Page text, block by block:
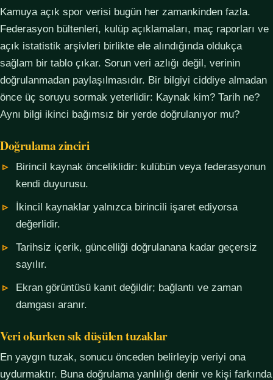
Kamuya açık spor verisi bugün her zamankinden fazla.
Federasyon bültenleri, kulüp açıklamaları, maç raporları ve
açık istatistik arşivleri birlikte ele alındığında oldukça
sağlam bir tablo çıkar. Sorun veri azlığı değil, verinin
doğrulanmadan paylaşılmasıdır. Bir bilgiyi ciddiye almadan
önce üç soruyu sormak yeterlidir: Kaynak kim? Tarih ne?
Aynı bilgi ikinci bağımsız bir yerde doğrulanıyor mu?
Doğrulama zinciri
Birincil kaynak önceliklidir: kulübün veya federasyonun
kendi duyurusu.
İkincil kaynaklar yalnızca birincili işaret ediyorsa
değerlidir.
Tarihsiz içerik, güncelliği doğrulanana kadar geçersiz
sayılır.
Ekran görüntüsü kanıt değildir; bağlantı ve zaman
damgası aranır.
Veri okurken sık düşülen tuzaklar
En yaygın tuzak, sonucu önceden belirleyip veriyi ona
uydurmaktır. Buna doğrulama yanlılığı denir ve kişi farkında